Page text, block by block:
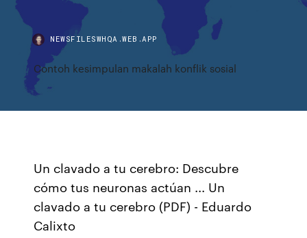
NEWSFILESWHQA.WEB.APP
Contoh kesimpulan makalah konflik sosial
Un clavado a tu cerebro: Descubre
cómo tus neuronas actúan ... Un
clavado a tu cerebro (PDF) - Eduardo
Calixto